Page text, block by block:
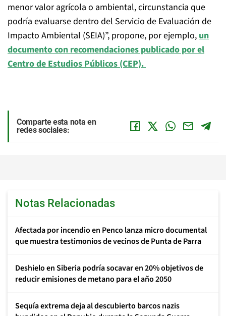
menor valor agrícola o ambiental, circunstancia que
podría evaluarse dentro del Servicio de Evaluación de
Impacto Ambiental (SEIA)”, propone, por ejemplo,un
documento con recomendaciones publicado por el
Centro de Estudios Públicos (CEP).
Comparte esta nota en
redes sociales:
Notas Relacionadas
Afectada por incendio en Penco lanza micro documental
que muestra testimonios de vecinos de Punta de Parra
Deshielo en Siberia podría socavar en 20% objetivos de
reducir emisiones de metano para el año 2050
Sequía extrema deja al descubierto barcos nazis